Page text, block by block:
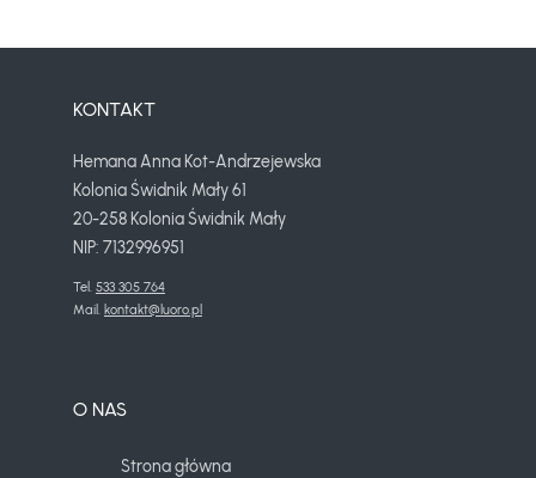
KONTAKT
Hemana Anna Kot-Andrzejewska
Kolonia Świdnik Mały 61
20-258 Kolonia Świdnik Mały
NIP: 7132996951
Tel. 533 305 764
Mail. kontakt@luoro.pl
O NAS
Strona główna